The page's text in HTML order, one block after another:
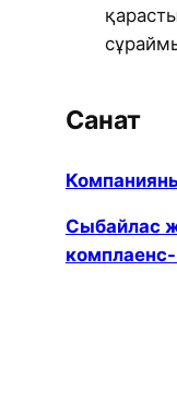
Санат
Сыбайлас